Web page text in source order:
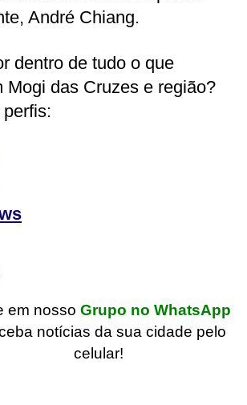
André Chiang.
dentro de tudo o que
Mogi das Cruzes e região?
em nosso Grupo no WhatsApp
notícias da sua cidade pelo
celular!